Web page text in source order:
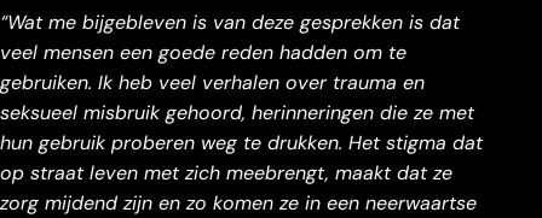
“Wat me bijgebleven is van deze gesprekken is dat
veel mensen een goede reden hadden om te
gebruiken. Ik heb veel verhalen over trauma en
seksueel misbruik gehoord, herinneringen die ze met
hun gebruik proberen weg te drukken. Het stigma dat
op straat leven met zich meebrengt, maakt dat ze
zorg mijdend zijn en zo komen ze in een neerwaartse